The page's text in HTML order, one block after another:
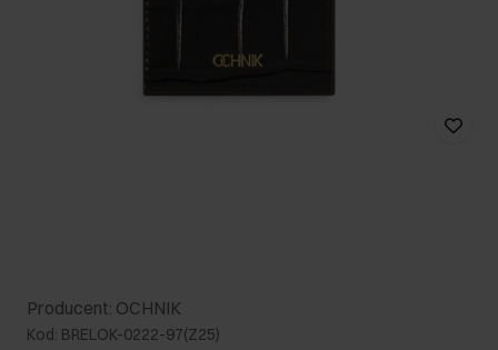
Producent: OCHNIK
Kod: BRELOK-0222-97(Z25)